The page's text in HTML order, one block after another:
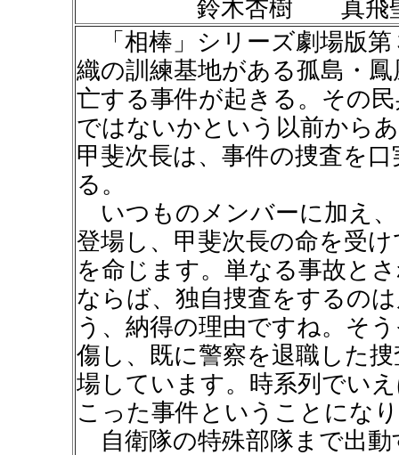
鈴木杏樹 真飛聖
「相棒」シリーズ劇場版第
織の訓練基地がある孤島・
亡する事件が起きる。その
ではないかという以前から
甲斐次長は、事件の捜査を
る。
いつものメンバーに加え
登場し、甲斐次長の命を受
を命じます。単なる事故と
ならば、独自捜査をするの
う、納得の理由ですね。そ
傷し、既に警察を退職した
場しています。時系列でい
こった事件ということにな
自衛隊の特殊部隊まで出